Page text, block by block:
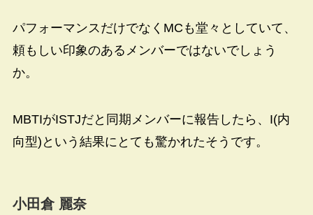
パフォーマンスだけでなくMCも堂々としていて、
頼もしい印象のあるメンバーではないでしょう
か。
MBTIがISTJだと同期メンバーに報告したら、I(内
向型)という結果にとても驚かれたそうです。
小田倉 麗奈